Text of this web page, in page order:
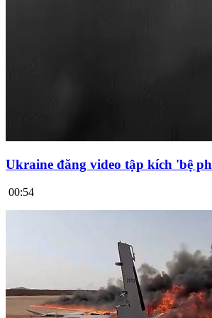
Ukraine đăng video tập kích 'bệ
00:54